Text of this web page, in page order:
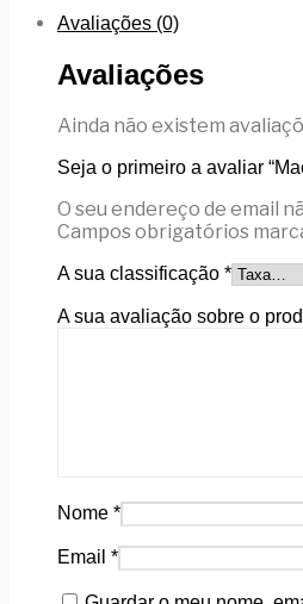
Avaliações (0)
Avaliações
Ainda não existem
Seja o primeiro a avaliar
O seu endereço de email
Campos obrigatórios
A sua classificação *
A sua avaliação sobre o
Nome *
Email *